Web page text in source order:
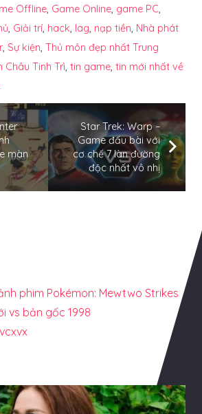
Offline, Game Online, game PC,
, Giải trí, hack, lag, nạp tiền, Nhà phát
, Sự kiện, Thủ môn đẹp nhất Trung
Tinh Trì, tin game, tin mới nhất về
màn
Star Trek: Warp –
Game đấu bài với
cơ chế 7 làn đường
độc nhất vô nhị
Pokémon: Mewtwo Strikes
bản gốc 1998